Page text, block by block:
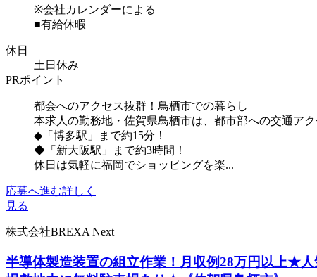
※会社カレンダーによる
■有給休暇
休日
土日休み
PRポイント
都会へのアクセス抜群！鳥栖市での暮らし
本求人の勤務地・佐賀県鳥栖市は、都市部への交通ア
◆「博多駅」まで約15分！
◆「新大阪駅」まで約3時間！
休日は気軽に福岡でショッピングを楽...
応募へ進む詳しく
見る
株式会社BREXA Next
半導体製造装置の組立作業！月収例28万円以上★